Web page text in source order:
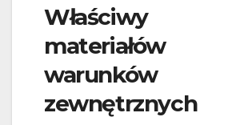
Właściwy
warunków
zewnętrznych